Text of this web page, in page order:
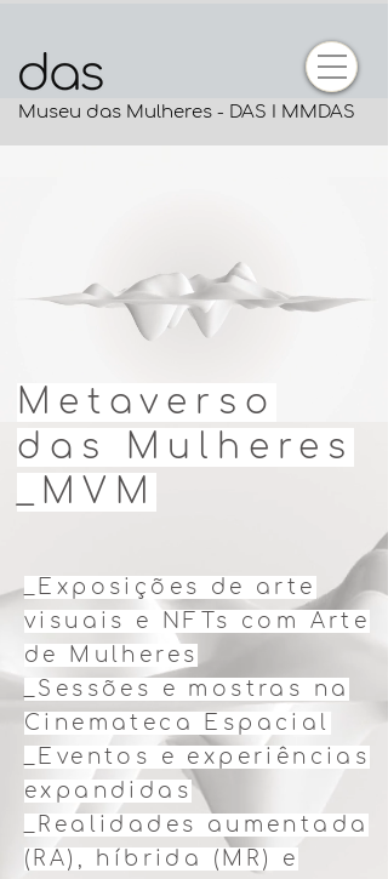
Museu das Mulheres - DAS I MMDAS
Metaverso
das Mulheres
_MVM
_Exposições de arte
visuais e NFTs com Arte
de Mulheres
_Sessões e mostras na
Cinemateca Espacial
_Eventos e experiências
expandidas
_Realidades aumentada
(RA), híbrida (MR) e